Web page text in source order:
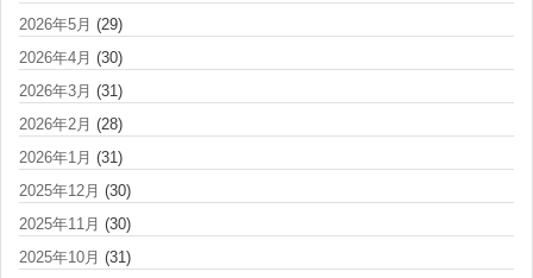
2026年5月 (29)
2026年4月 (30)
2026年3月 (31)
2026年2月 (28)
2026年1月 (31)
2025年12月 (30)
2025年11月 (30)
2025年10月 (31)